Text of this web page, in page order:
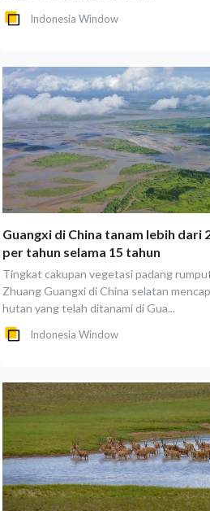
Indonesia Window
Guangxi di China tanam lebih dari
per tahun selama 15 tahun
Tingkat cakupan vegetasi padang
Zhuang Guangxi di China selatan
hutan yang telah ditanami di Gua...
Indonesia Window